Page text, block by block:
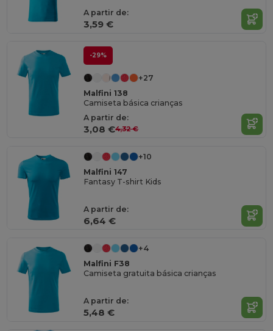
A partir de:
3,59 €
-29%
+27
Malfini 138
Camiseta básica crianças
A partir de:
3,08 €4,32 €
+10
Malfini 147
Fantasy T-shirt Kids
A partir de:
6,64 €
+4
Malfini F38
Camiseta gratuita básica crianças
A partir de:
5,48 €